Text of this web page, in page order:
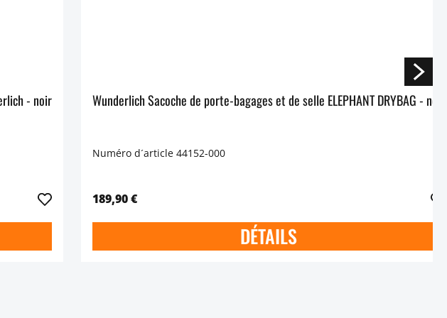
Sacoche de réservoir CLICK BAG 16 Wunderlich - noir Wunderlich Sacoche de porte-bagages et de selle ELEPHANT DRYBAG - noir
Numéro d´article 44152-000
189,90 €
DÉTAILS